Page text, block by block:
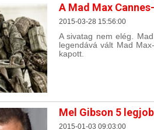
A Mad Max
2015-03-28 15:56:00
A sivatag nem elég.
legendává vált Mad
kapott.
Mel Gibson 5
2015-01-03 09:03:00